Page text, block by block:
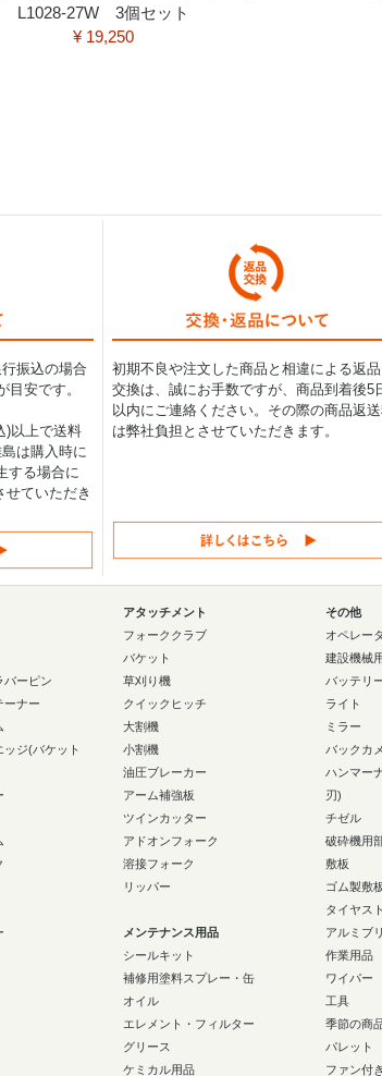
L1028-27W 3個セット
¥ 19,250
振込の場合
目安です。
)以上で送料
は購入時に
する場合に
せていただき
初期不良や注文した商品と相違による返品
交換は、誠にお手数ですが、商品到着後5
以内にご連絡ください。その際の商品返
は弊社負担とさせていただきます。
バーピン
ーナー
ッジ(バケット
アタッチメント
フォーククラブ
バケット
草刈り機
クイックヒッチ
大割機
小割機
油圧ブレーカー
アーム補強板
ツインカッター
アドオンフォーク
溶接フォーク
リッパー
メンテナンス用品
シールキット
補修用塗料スプレー・缶
オイル
エレメント・フィルター
グリース
ケミカル用品
その他
オペレー
建設機械
バッテリ
ライト
ミラー
バックカ
ハンマー
刃)
チゼル
破砕機用
敷板
ゴム製敷
タイヤス
アルミブ
作業用品
ワイパー
工具
季節の商
パレット
ファン付